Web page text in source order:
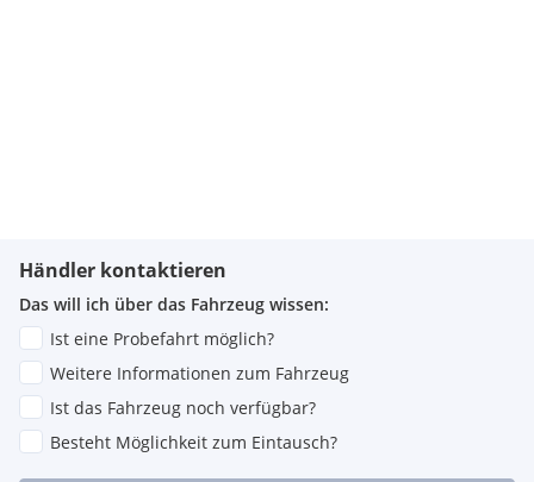
Händler kontaktieren
Das will ich über das Fahrzeug wissen:
Ist eine Probefahrt möglich?
Weitere Informationen zum Fahrzeug
Ist das Fahrzeug noch verfügbar?
Besteht Möglichkeit zum Eintausch?